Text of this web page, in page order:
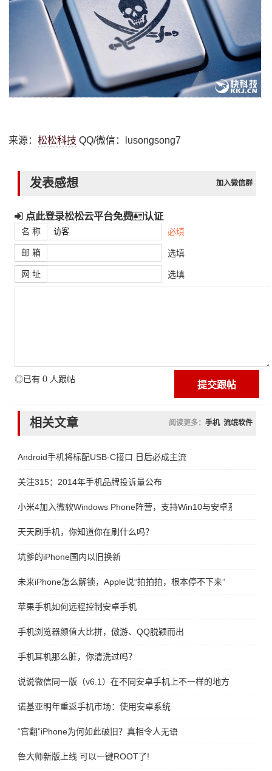
来源：松松科技 QQ/微信：lusongsong7
发表感想 加入微信群
点此登录松松云平台免费 认证
名 称 必填
邮 箱 选填
网 址 选填
◎已有 0 人跟帖
相关文章 阅读更多： 手机 流氓软件
Android手机将标配USB-C接口 日后必成主流
关注315：2014年手机品牌投诉量公布
小米4加入微软Windows Phone阵营，支持Win10与安卓系统互刷
天天刷手机，你知道你在刷什么吗？
坑爹的iPhone国内以旧换新
未来iPhone怎么解锁，Apple说“拍拍拍，根本停不下来”
苹果手机如何远程控制安卓手机
手机浏览器颜值大比拼，傲游、QQ脱颖而出
手机耳机那么脏，你清洗过吗？
说说微信同一版（v6.1）在不同安卓手机上不一样的地方
诺基亚明年重返手机市场：使用安卓系统
“官翻”iPhone为何如此破旧？真相令人无语
鲁大师新版上线 可以一键ROOT了!